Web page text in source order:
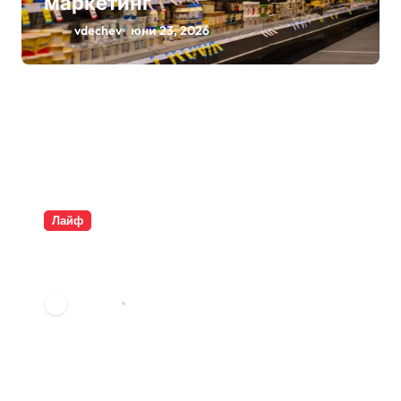
vdechev юни 23, 2026
Лайф